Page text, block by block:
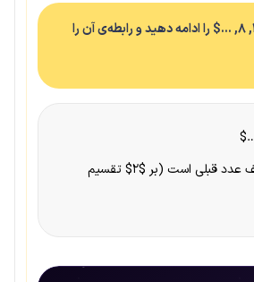
الگوی $۳۲, ۱۶, ۸, …$ را ادامه دهید و رابطه‌ی آن را
رابطه: هر عدد نصف عدد قبلی است (بر $۲$ تقسیم